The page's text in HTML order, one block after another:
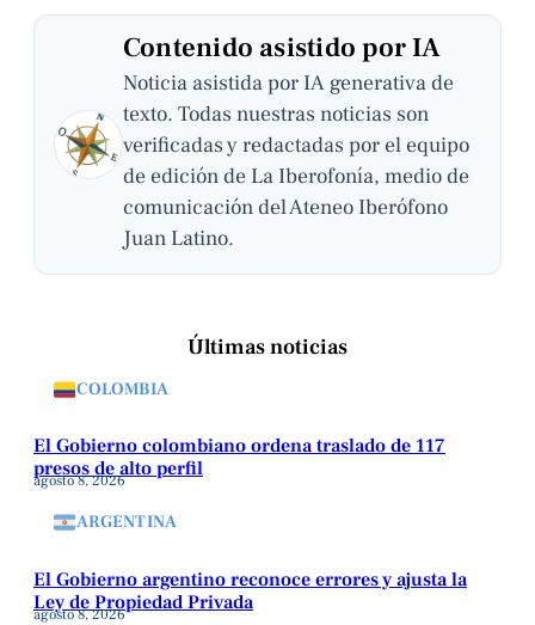
Contenido asistido por IA
Noticia asistida por IA generativa de
texto. Todas nuestras noticias son
verificadas y redactadas por el equipo
de edición de La Iberofonía, medio de
comunicación del Ateneo Iberófono
Juan Latino.
Últimas noticias
COLOMBIA
El Gobierno colombiano ordena traslado de 117
presos de alto perfil
agosto 8, 2026
ARGENTINA
El Gobierno argentino reconoce errores y ajusta la
Ley de Propiedad Privada
agosto 8, 2026